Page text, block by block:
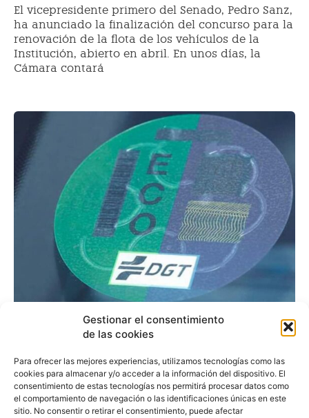
Gestionar el consentimiento
de las cookies
Para ofrecer las mejores experiencias, utilizamos tecnologías como las
cookies para almacenar y/o acceder a la información del dispositivo. El
consentimiento de estas tecnologías nos permitirá procesar datos como
el comportamiento de navegación o las identificaciones únicas en este
sitio. No consentir o retirar el consentimiento, puede afectar
El vicepresidente primero del Senado, Pedro Sanz,
ha anunciado la finalización del concurso para la
renovación de la flota de los vehículos de la
Institución, abierto en abril. En unos días, la
Cámara contará
El Senado busca renovar
su flota con vehículos
ecológicos
Redacción - 7 de mayo de 2018